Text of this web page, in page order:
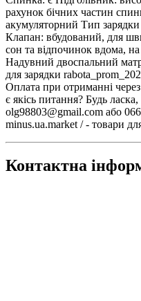
рахунок бічних частин
акумуляторний Тип
Клапан: вбудований, для
сон та відпочинок вдома,
Надувний двоспальний
для зарядки
Оплата при отриманні
є якісь питання? Будь
olg98803@gmail.com або
minus.ua.market / - товари
Контактна